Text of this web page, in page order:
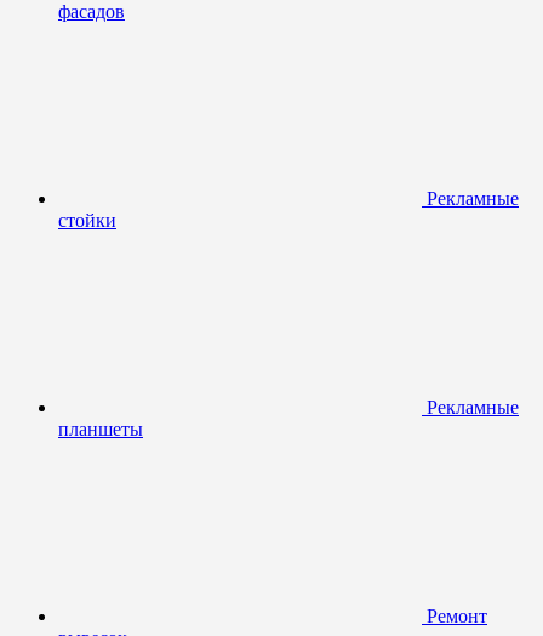
фасадов
Рекламные
стойки
Рекламные
планшеты
Ремонт